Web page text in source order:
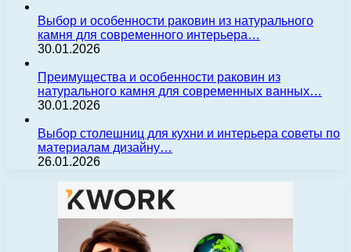
Выбор и особенности раковин из натурального
камня для современного интерьера…
30.01.2026
Преимущества и особенности раковин из
натурального камня для современных ванных…
30.01.2026
Выбор столешниц для кухни и интерьера советы по
материалам дизайну…
26.01.2026